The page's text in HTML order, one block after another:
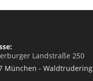
Landstraße 250
München - Waldtrudering